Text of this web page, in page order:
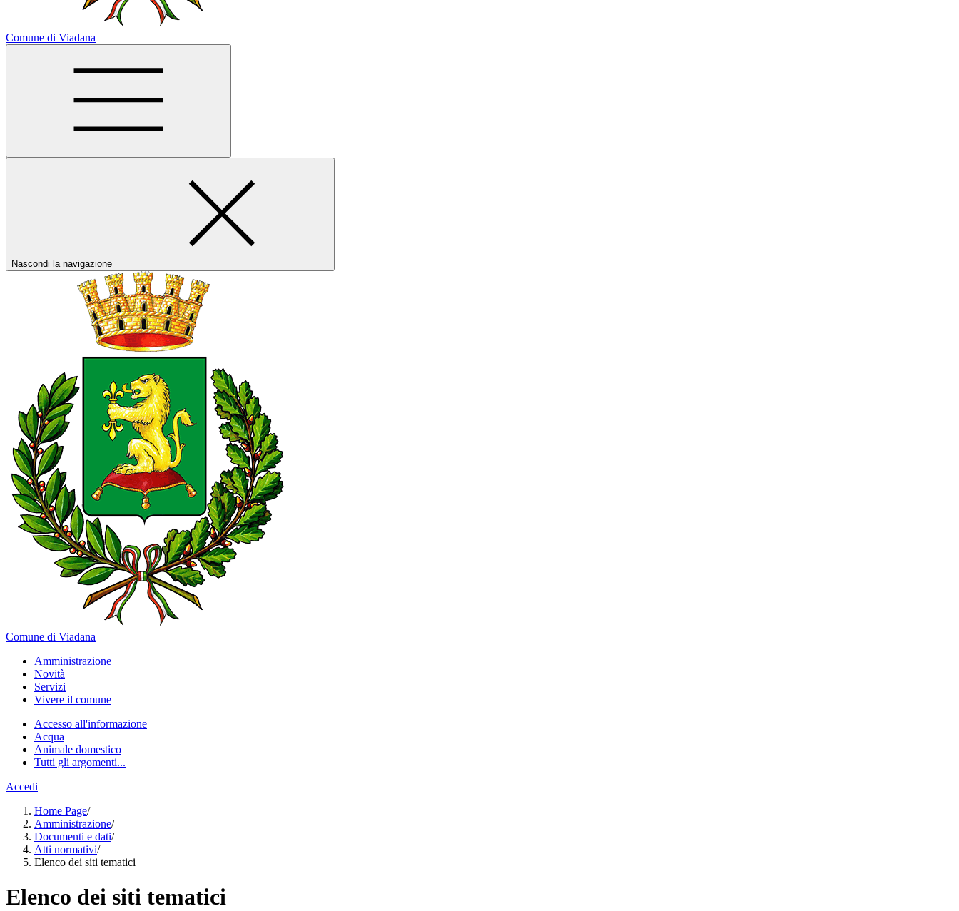
Comune di Viadana
Nascondi la navigazione
Comune di Viadana
Amministrazione
Novità
Servizi
Vivere il comune
Accesso all'informazione
Acqua
Animale domestico
Tutti gli argomenti...
Accedi
Home Page/
Amministrazione/
Documenti e dati/
Atti normativi/
Elenco dei siti tematici
Elenco dei siti tematici